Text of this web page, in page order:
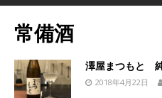
常備酒
澤屋まつもと
2018年4月22日